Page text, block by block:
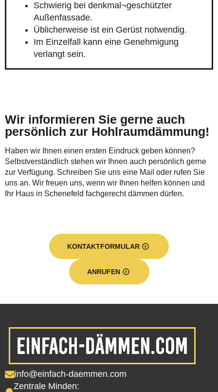
Schwierig bei denkmal¬geschützter
Außenfassade.
Üblicherweise ist ein Gerüst notwendig.
Im Einzelfall kann eine Genehmigung
verlangt sein.
Wir informieren Sie gerne auch
persönlich zur Hohlraumdämmung!
Haben wir Ihnen einen ersten Eindruck geben können?
Selbstverständlich stehen wir Ihnen auch persönlich gerne
zur Verfügung. Schreiben Sie uns eine Mail oder rufen Sie
uns an. Wir freuen uns, wenn wir Ihnen helfen können und
Ihr Haus in Schenefeld fachgerecht dämmen dürfen.
KONTAKTFORMULAR
ANRUFEN
info@einfach-daemmen.com
Zentrale Minden: